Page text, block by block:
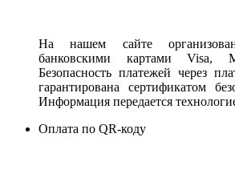
На нашем сайте
банковскими картами Visa,
Безопасность платежей через
гарантирована сертификатом
Информация передается
Оплата по QR-коду